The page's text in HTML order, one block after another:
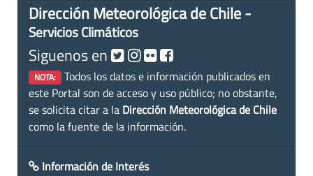
Dirección Meteorológica de Chile -
Servicios Climáticos
Siguenos en
NOTA: Todos los datos e información publicados en
este Portal son de acceso y uso público; no obstante,
se solicita citar a la Dirección Meteorológica de Chile
como la fuente de la información.
Información de Interés